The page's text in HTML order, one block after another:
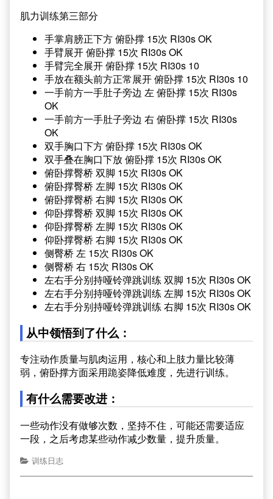
肌力训练第三部分
手掌肩膀正下方 俯卧撑 15次 RI30s OK
手臂展开 俯卧撑 15次 RI30s OK
手臂完全展开 俯卧撑 15次 RI30s 10
手放在额头前方正常展开 俯卧撑 15次 RI30s 10
一手前方一手肚子旁边 左 俯卧撑 15次 RI30s
OK
一手前方一手肚子旁边 右 俯卧撑 15次 RI30s
OK
双手胸口下方 俯卧撑 15次 RI30s OK
双手叠在胸口下放 俯卧撑 15次 RI30s OK
俯卧撑臀桥 双脚 15次 RI30s OK
俯卧撑臀桥 左脚 15次 RI30s OK
俯卧撑臀桥 右脚 15次 RI30s OK
仰卧撑臀桥 双脚 15次 RI30s OK
仰卧撑臀桥 左脚 15次 RI30s OK
仰卧撑臀桥 右脚 15次 RI30s OK
侧臀桥 左 15次 RI30s OK
侧臀桥 右 15次 RI30s OK
左右手分别持哑铃弹跳训练 双脚 15次 RI30s OK
左右手分别持哑铃弹跳训练 左脚 15次 RI30s OK
左右手分别持哑铃弹跳训练 右脚 15次 RI30s OK
从中领悟到了什么：
专注动作质量与肌肉运用，核心和上肢力量比较薄
弱，俯卧撑方面采用跪姿降低难度，先进行训练。
有什么需要改进：
一些动作没有做够次数，坚持不住，可能还需要适应
一段，之后考虑某些动作减少数量，提升质量。
训练日志